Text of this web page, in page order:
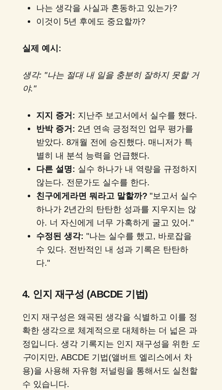
나는 생각을 사실과 혼동하고 있는가?
이것이 5년 후에도 중요할까?
실제 예시:
생각: "나는 절대 내 일을 충분히 잘하지 못할 거
야."
지지 증거: 지난주 보고서에서 실수를 했다.
반박 증거: 2년 연속 긍정적인 업무 평가를
받았다. 8개월 전에 승진했다. 매니저가 특
별히 내 분석 능력을 언급했다.
다른 설명: 실수 하나가 내 역량을 규정하지
않는다. 전문가도 실수를 한다.
친구에게라면 뭐라고 말할까?"보고서 실수
하나가 2년간의 탄탄한 성과를 지우지는 않
아. 너 자신에게 너무 가혹하게 굴고 있어."
수정된 생각: "나는 실수를 했고, 바로잡을
수 있다. 전반적인 내 성과 기록은 탄탄하
다."
4. 인지 재구성 (ABCDE 기법)
인지 재구성은 왜곡된 생각을 식별하고 이를 정
확한 생각으로 체계적으로 대체하는 더 넓은 과
정입니다. 생각 기록지는 인지 재구성을 위한 도
구이지만, ABCDE 기법(앨버트 엘리스에서 차
용)을 사용해 자유형 저널링을 통해서도 실천할
수 있습니다.